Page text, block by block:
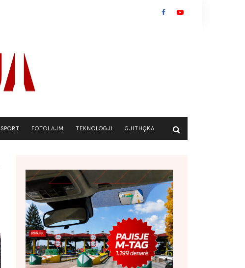
SPORT FOTOLAJM TEKNOLOGJI GJITHÇKA